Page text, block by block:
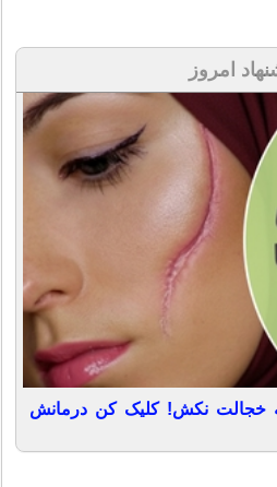
امروز
خجالت نکش! کلیک کن درمانش